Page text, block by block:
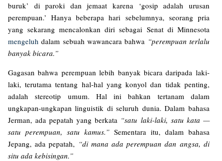
buruk’ di paroki dan jemaat karena ‘gosip adalah urusan
perempuan.’ Hanya beberapa hari sebelumnya, seorang pria
yang sekarang mencalonkan diri sebagai Senat di Minnesota
mengeluh dalam sebuah wawancara bahwa “perempuan terlalu
banyak bicara.”
Gagasan bahwa perempuan lebih banyak bicara daripada laki-
laki, terutama tentang hal-hal yang konyol dan tidak penting,
adalah stereotip umum. Hal ini bahkan tertanam dalam
ungkapan-ungkapan linguistik di seluruh dunia. Dalam bahasa
Jerman, ada pepatah yang berkata “satu laki-laki, satu kata —
satu perempuan, satu kamus.” Sementara itu, dalam bahasa
Jepang, ada pepatah, “di mana ada perempuan dan angsa, di
situ ada kebisingan.”